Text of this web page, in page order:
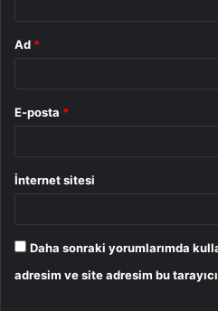
Ad *
E-posta *
İnternet sitesi
Daha sonraki yorumlarımda
adresim ve site adresim bu